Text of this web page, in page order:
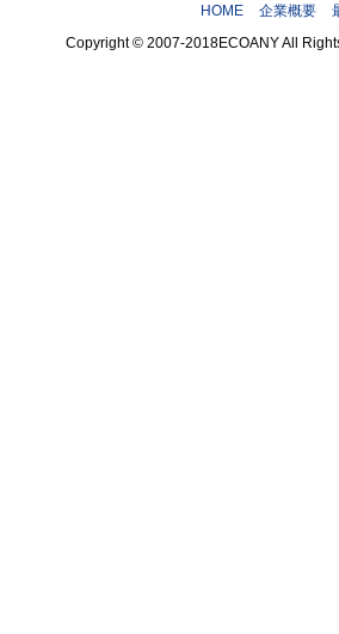
HOME 企業概要
Copyright © 2007-2018ECOANY All